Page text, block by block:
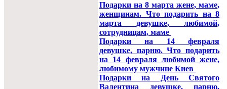
Подарки на 8 марта жене, маме,
женщинам. Что подарить на 8
марта девушке, любимой,
сотрудницам, маме
Подарки на 14 февраля
девушке, парню. Что подарить
на 14 февраля любимой жене,
любимому мужчине Киев
Подарки на День Святого
Валентина девушке, парню,